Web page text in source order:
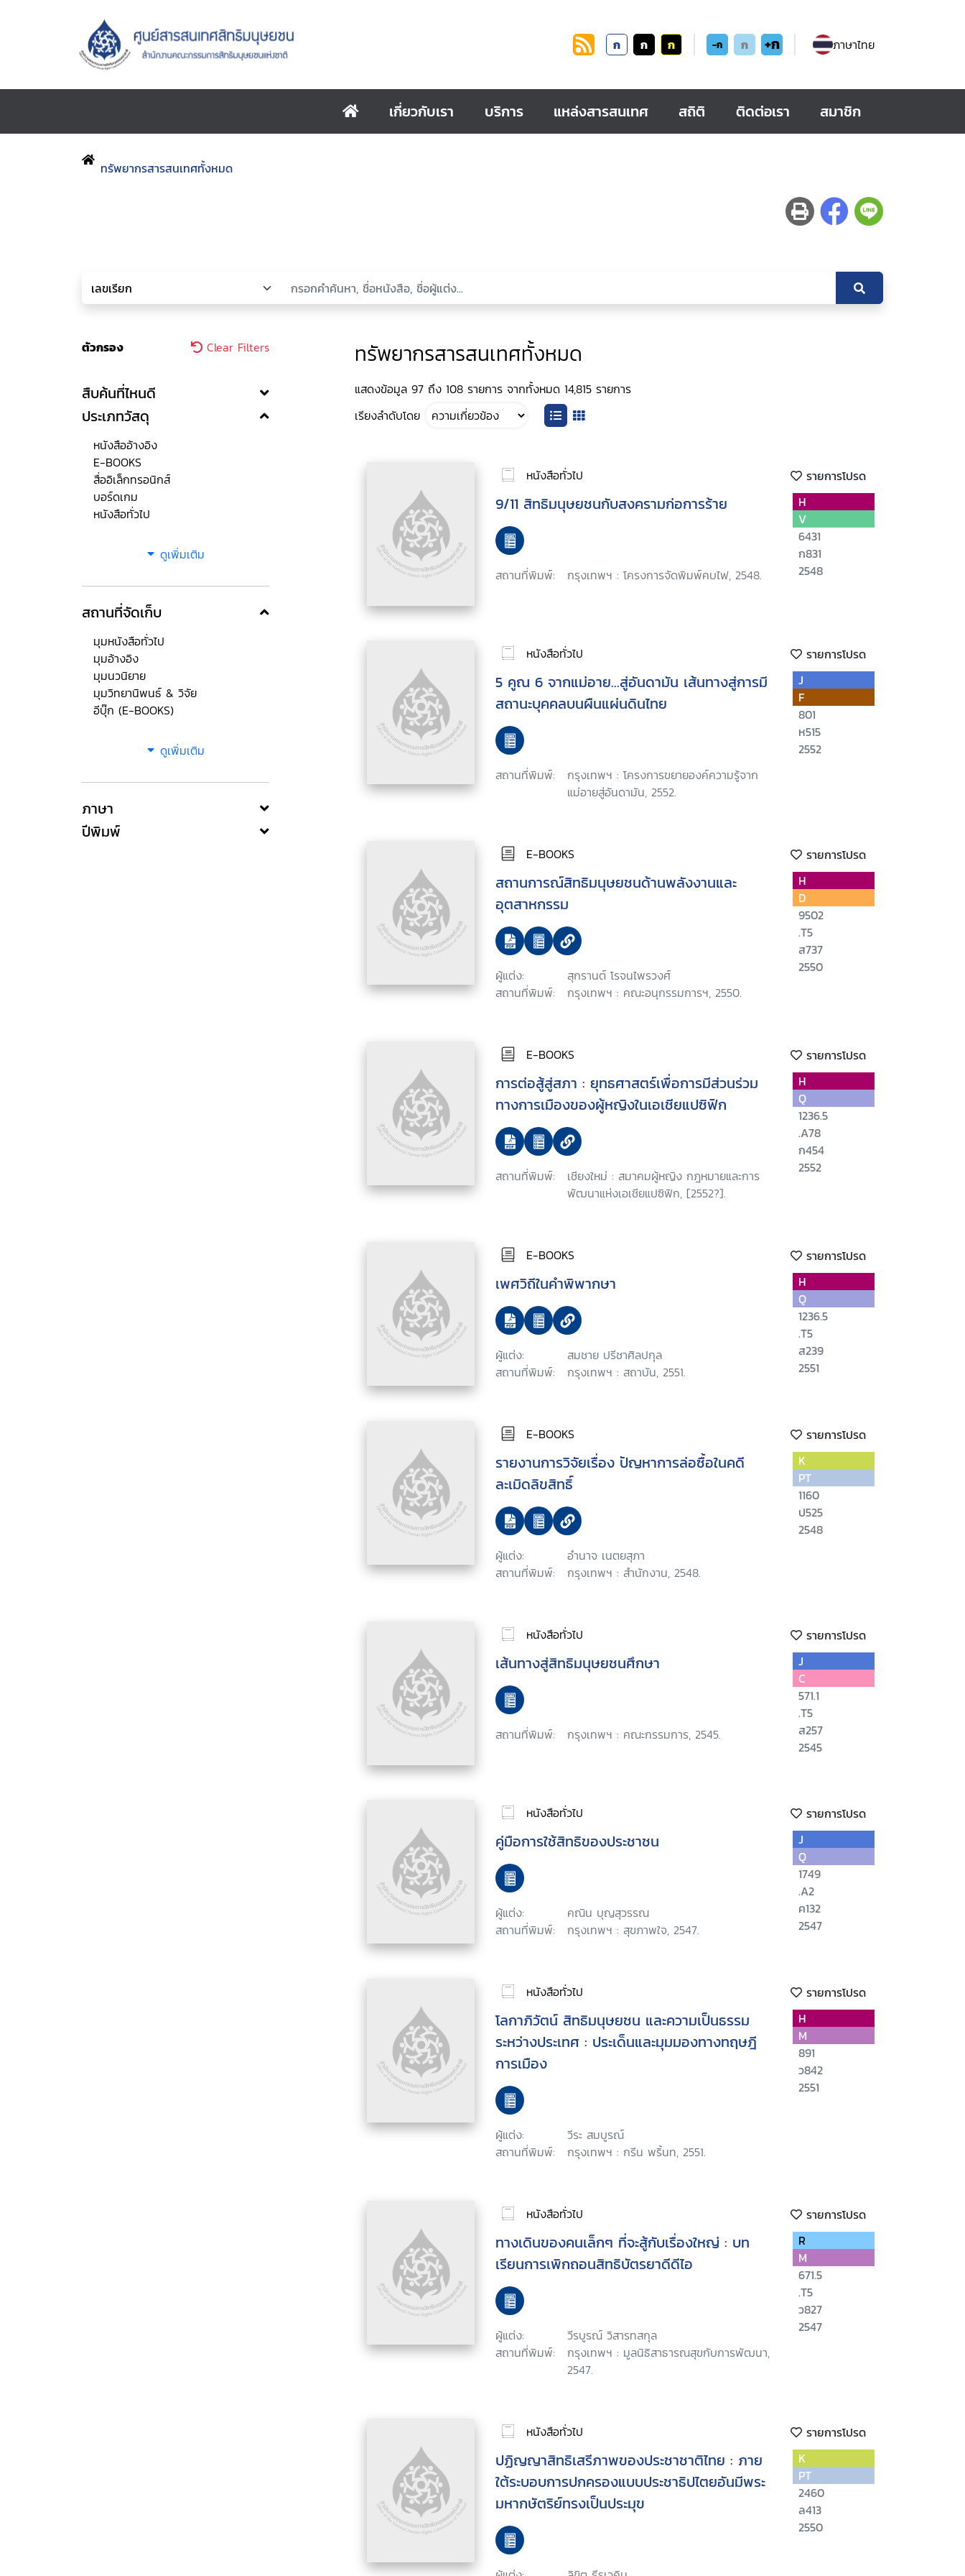
ก ก ก -ก ก +ก ภาษาไทย
เกี่ยวกับเรา บริการ แหล่งสารสนเทศ สถิติ ติดต่อเรา สมาชิก
ทรัพยากรสารสนเทศทั้งหมด
ตัวกรอง Clear Filters
สืบค้นที่ไหนดี
ประเภทวัสดุ
หนังสืออ้างอิง
E-BOOKS
สื่ออิเล็กทรอนิกส์
บอร์ดเกม
หนังสือทั่วไป
ดูเพิ่มเติม
สถานที่จัดเก็บ
มุมหนังสือทั่วไป
มุมอ้างอิง
มุมนวนิยาย
มุมวิทยานิพนธ์ & วิจัย
อีบุ๊ก (E-BOOKS)
ดูเพิ่มเติม
ภาษา
ปีพิมพ์
ทรัพยากรสารสนเทศทั้งหมด
แสดงข้อมูล 97 ถึง 108 รายการ จากทั้งหมด 14,815 รายการ
เรียงลำดับโดย
หนังสือทั่วไป รายการโปรด
9/11 สิทธิมนุษยชนกับสงครามก่อการร้าย
สถานที่พิมพ์: กรุงเทพฯ : โครงการจัดพิมพ์คบไฟ, 2548.
H
V
6431
ก831
2548
หนังสือทั่วไป รายการโปรด
5 คูณ 6 จากแม่อาย...สู่อันดามัน เส้นทางสู่การมี
สถานะบุคคลบนผืนแผ่นดินไทย
สถานที่พิมพ์:
กรุงเทพฯ : โครงการขยายองค์ความรู้จาก
แม่อายสู่อันดามัน, 2552.
J
F
801
ห515
2552
E-BOOKS รายการโปรด
สถานการณ์สิทธิมนุษยชนด้านพลังงานและ
อุตสาหกรรม
ผู้แต่ง:
สุกรานต์ โรจนไพรวงศ์
สถานที่พิมพ์:
กรุงเทพฯ : คณะอนุกรรมการฯ, 2550.
H
D
9502
.T5
ส737
2550
E-BOOKS รายการโปรด
การต่อสู้สู่สภา : ยุทธศาสตร์เพื่อการมีส่วนร่วม
ทางการเมืองของผู้หญิงในเอเชียแปซิฟิก
สถานที่พิมพ์:
เชียงใหม่ : สมาคมผู้หญิง กฎหมายและการ
พัฒนาแห่งเอเชียแปซิฟิก, [2552?].
H
Q
1236.5
.A78
ก454
2552
E-BOOKS รายการโปรด
เพศวิถีในคำพิพากษา
ผู้แต่ง:
สมชาย ปรีชาศิลปกุล
สถานที่พิมพ์:
กรุงเทพฯ : สถาบัน, 2551.
H
Q
1236.5
.T5
ส239
2551
E-BOOKS รายการโปรด
รายงานการวิจัยเรื่อง ปัญหาการล่อซื้อในคดี
ละเมิดลิขสิทธิ์
ผู้แต่ง:
อำนาจ เนตยสุภา
สถานที่พิมพ์:
กรุงเทพฯ : สำนักงาน, 2548.
K
PT
1160
ป525
2548
หนังสือทั่วไป รายการโปรด
เส้นทางสู่สิทธิมนุษยชนศึกษา
สถานที่พิมพ์: กรุงเทพฯ : คณะกรรมการ, 2545.
J
C
571.1
.T5
ส257
2545
หนังสือทั่วไป รายการโปรด
คู่มือการใช้สิทธิของประชาชน
ผู้แต่ง:
คณิน บุญสุวรรณ
สถานที่พิมพ์:
กรุงเทพฯ : สุขภาพใจ, 2547.
J
Q
1749
.A2
ค132
2547
หนังสือทั่วไป รายการโปรด
โลกาภิวัตน์ สิทธิมนุษยชน และความเป็นธรรม
ระหว่างประเทศ : ประเด็นและมุมมองทางทฤษฎี
การเมือง
ผู้แต่ง:
วีระ สมบูรณ์
สถานที่พิมพ์:
กรุงเทพฯ : กรีน พริ้นท, 2551.
H
M
891
ว842
2551
หนังสือทั่วไป รายการโปรด
ทางเดินของคนเล็กๆ ที่จะสู้กับเรื่องใหญ่ : บท
เรียนการเพิกถอนสิทธิบัตรยาดีดีไอ
ผู้แต่ง:
วีรบูรณ์ วิสารทสกุล
สถานที่พิมพ์:
กรุงเทพฯ : มูลนิธิสาธารณสุขกับการพัฒนา,
2547.
R
M
671.5
.T5
ว827
2547
หนังสือทั่วไป รายการโปรด
ปฏิญญาสิทธิเสรีภาพของประชาชาติไทย : ภาย
ใต้ระบอบการปกครองแบบประชาธิปไตยอันมีพระ
มหากษัตริย์ทรงเป็นประมุข
K
PT
2460
ล413
2550